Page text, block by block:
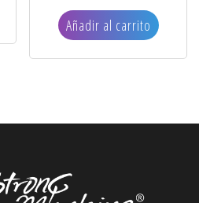
Añadir al carrito